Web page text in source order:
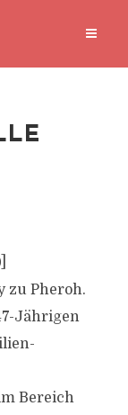
]
zu Pheroh.
Jährigen
Bereich